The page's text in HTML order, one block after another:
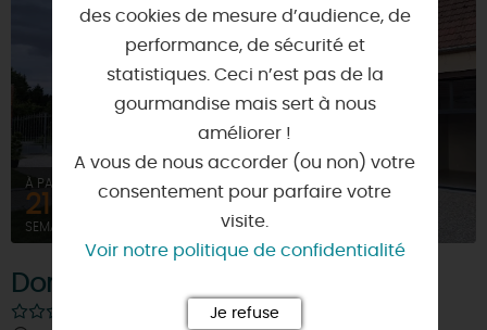
À PARTIR DE
2158,2€
SEMAINE (MEUBLÉ)
Domaine Ferme de la Vergne
des cookies de mesure d’audience, de
performance, de sécurité et
statistiques. Ceci n’est pas de la
gourmandise mais sert à nous
améliorer !
A vous de nous accorder (ou non) votre
consentement pour parfaire votre
visite.
Voir notre politique de confidentialité
Je refuse